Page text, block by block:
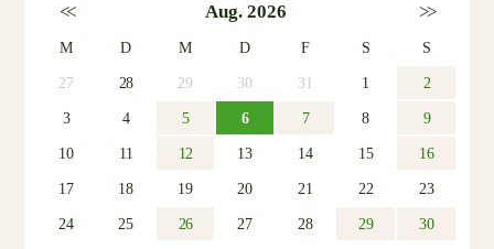
<< Aug. 2026 >>
M D M D F S
S
27
28 29 30 31 1
2
3
4 5 6 7 8
9
10
11 12 13 14 15
16
17
18 19 20 21 22
23
24
25 26 27 28 29
30